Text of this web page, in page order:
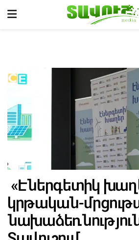
«Էներգետիկ
կրթական-